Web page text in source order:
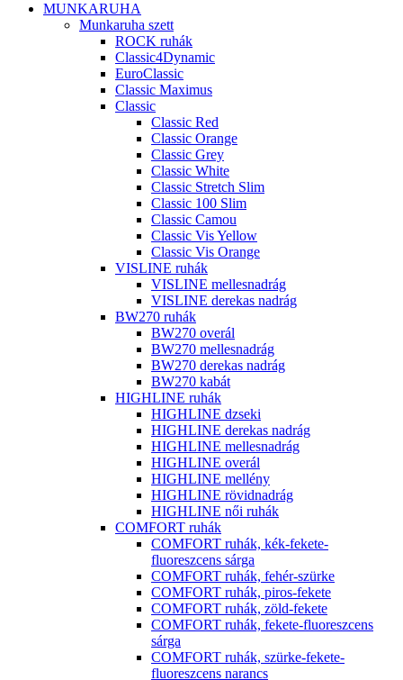
MUNKARUHA
Munkaruha szett
ROCK ruhák
Classic4Dynamic
EuroClassic
Classic Maximus
Classic
Classic Red
Classic Orange
Classic Grey
Classic White
Classic Stretch Slim
Classic 100 Slim
Classic Camou
Classic Vis Yellow
Classic Vis Orange
VISLINE ruhák
VISLINE mellesnadrág
VISLINE derekas nadrág
BW270 ruhák
BW270 overál
BW270 mellesnadrág
BW270 derekas nadrág
BW270 kabát
HIGHLINE ruhák
HIGHLINE dzseki
HIGHLINE derekas nadrág
HIGHLINE mellesnadrág
HIGHLINE overál
HIGHLINE mellény
HIGHLINE rövidnadrág
HIGHLINE női ruhák
COMFORT ruhák
COMFORT ruhák, kék-fekete-
fluoreszcens sárga
COMFORT ruhák, fehér-szürke
COMFORT ruhák, piros-fekete
COMFORT ruhák, zöld-fekete
COMFORT ruhák, fekete-fluoreszcens
sárga
COMFORT ruhák, szürke-fekete-
fluoreszcens narancs